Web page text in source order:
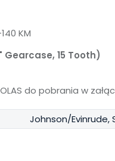
KM
Gearcase, 15 Tooth)
do pobrania w
Johnson/Evinrude,